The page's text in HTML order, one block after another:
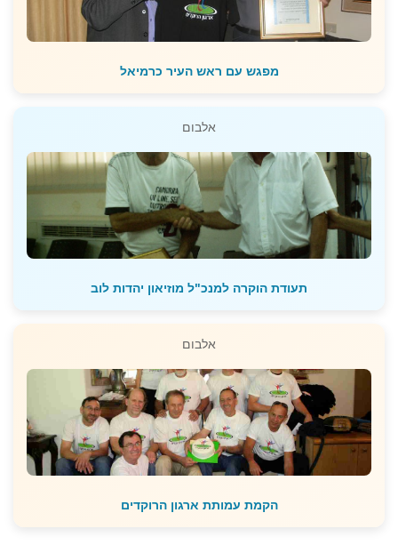
מפגש עם ראש העיר כרמיאל
אלבום
תעודת הוקרה למנכ"ל מוזיאון יהדות לוב
אלבום
הקמת עמותת ארגון הרוקדים